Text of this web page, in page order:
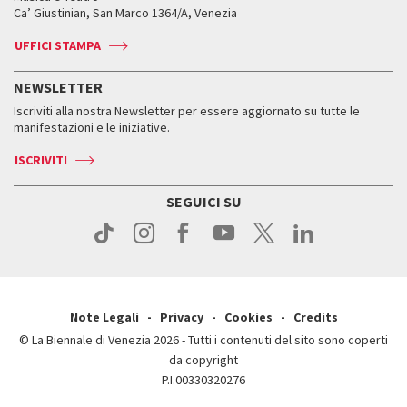
Come raggiungerci
Press
Orari e sedi
Accrediti
Come raggiungerci
Biglietti
Accrediti
Come raggiungerci
Contatti
Press
Come raggiungerci
Press
Leone d’argento
Edizioni passate
Orari e sedi
Biglietti
Servizi al pubblico
Come raggiungerci
Contatti
Biennale College ASAC
ASAC DATI
Storia
Orari e sedi
Ca’ Giustinian, San Marco 1364/A, Venezia
UFFICI STAMPA
NEWSLETTER
Iscriviti alla nostra Newsletter per essere aggiornato su tutte le
manifestazioni e le iniziative.
ISCRIVITI
SEGUICI SU
Note Legali Privacy Cookies
Credits
© La Biennale di Venezia 2026 - Tutti i contenuti del sito sono coperti
da copyright
P.I.00330320276